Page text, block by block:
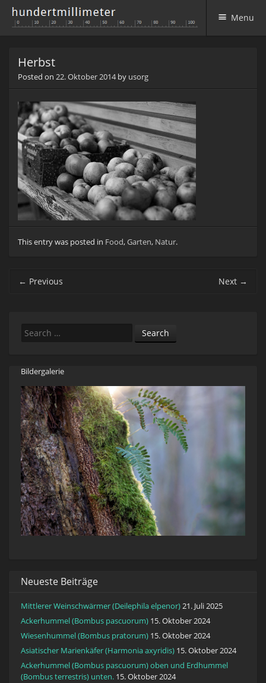
Menu
Herbst
Posted on 22. Oktober 2014by usorg
This entry was posted in Food,Garten, Natur.
Post navigation
← Previous Next →
Search
Bildergalerie
Neueste Beiträge
Mittlerer Weinschwärmer (Deilephila elpenor)21. Juli 2025
Ackerhummel (Bombus pascuorum) 15. Oktober 2024
Wiesenhummel (Bombus pratorum) 15. Oktober 2024
Asiatischer Marienkäfer (Harmonia axyridis) 15. Oktober 2024
Ackerhummel (Bombus pascuorum) oben und Erdhummel
(Bombus terrestris) unten. 15. Oktober 2024